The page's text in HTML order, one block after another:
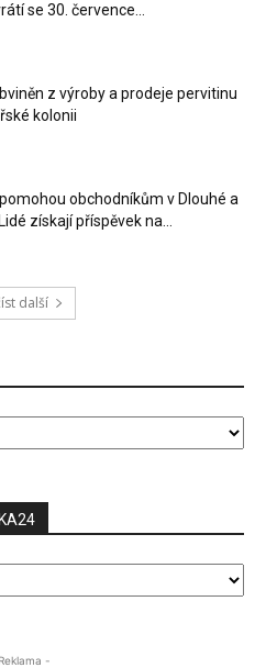
se 30. července...
z výroby a prodeje pervitinu
kolonii
obchodníkům v Dlouhé a
získají příspěvek na...
další
-